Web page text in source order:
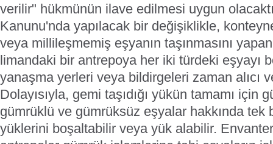
verilir" hükmünün ilave edilmesi uygun
Kanunu'nda yapılacak bir değişiklikle,
veya millileşmemiş eşyanın taşınmasını
limandaki bir antrepoya her iki türdeki eşyayı
yanaşma yerleri veya bildirgeleri zaman alıcı
Dolayısıyla, gemi taşıdığı yükün tamamı için
gümrüklü ve gümrüksüz eşyalar hakkında tek
yüklerini boşaltabilir veya yük alabilir.